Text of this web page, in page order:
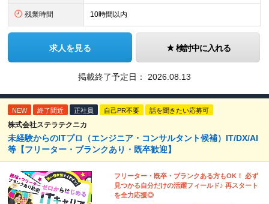
残業時間 10時間以内
求人を見る 検討中に入れる
掲載終了予定日： 2026.08.13
NEW 終了間近 正社員 自己PR不要 話を聞きたい応募可
株式会社ステラテクニカ
未経験からのITプロ（エンジニア・コンサルタント候補）IT/DX/AI
等【フリーター・ブランクあり・既卒歓迎】
フリーター・既卒・ブランクある方もOK！ 必ず
見つかる自分だけの活躍フィールド♪ 再スタート
を全力応援◎